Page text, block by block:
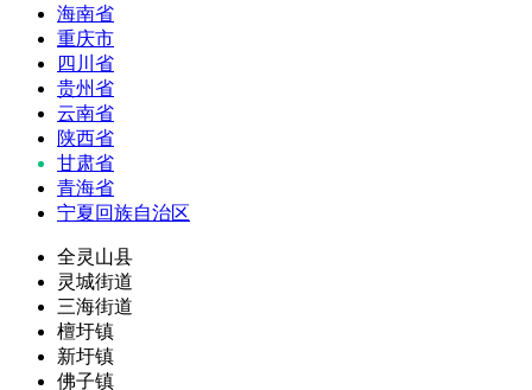
海南省
重庆市
四川省
贵州省
云南省
陕西省
甘肃省
青海省
宁夏回族自治区
全灵山县
灵城街道
三海街道
檀圩镇
新圩镇
佛子镇